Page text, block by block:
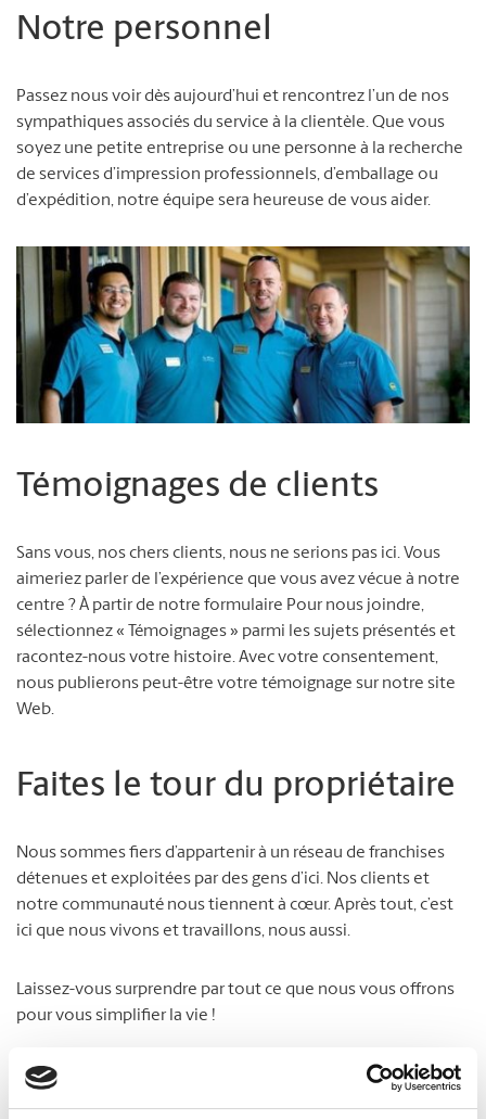
Notre personnel
Passez nous voir dès aujourd’hui et rencontrez l’un de nos
sympathiques associés du service à la clientèle. Que vous
soyez une petite entreprise ou une personne à la recherche
de services d’impression professionnels, d’emballage ou
d’expédition, notre équipe sera heureuse de vous aider.
Témoignages de clients
Sans vous, nos chers clients, nous ne serions pas ici. Vous
aimeriez parler de l’expérience que vous avez vécue à notre
centre ? À partir de notre formulaire Pour nous joindre,
sélectionnez « Témoignages » parmi les sujets présentés et
racontez-nous votre histoire. Avec votre consentement,
nous publierons peut-être votre témoignage sur notre site
Web.
Faites le tour du propriétaire
Nous sommes fiers d’appartenir à un réseau de franchises
détenues et exploitées par des gens d’ici. Nos clients et
notre communauté nous tiennent à cœur. Après tout, c’est
ici que nous vivons et travaillons, nous aussi.
Laissez-vous surprendre par tout ce que nous vous offrons
pour vous simplifier la vie !